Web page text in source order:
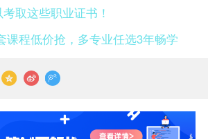
取这些职业证书！
课程低价抢，多专业任选3年畅学